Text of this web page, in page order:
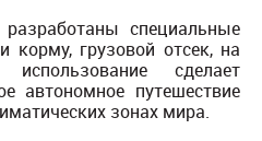
специальные
корму, грузовой отсек, на
сделает
автономное путешествие
зонах мира.